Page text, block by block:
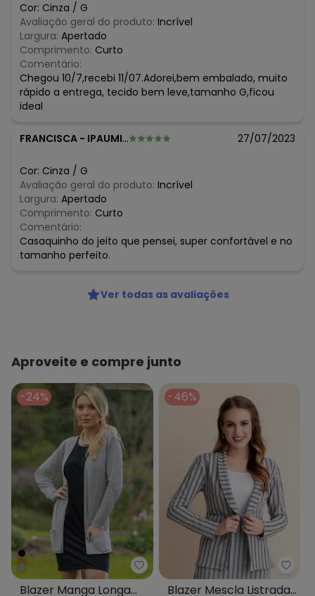
Cor: Cinza / G
Avaliação geral do produto: Incrível
Largura: Apertado
Comprimento: Curto
Comentário:
Chegou 10/7,recebi 11/07.Adorei,bem embalado, muito
rápido a entrega, tecido bem leve,tamanho G,ficou
ideal
FRANCISCA - IPAUMIRIM - CE 27/07/2023
Cor: Cinza / G
Avaliação geral do produto: Incrível
Largura: Apertado
Comprimento: Curto
Comentário:
Casaquinho do jeito que pensei, super confortável e no
tamanho perfeito.
Ver todas as avaliações
Aproveite e compre junto
-24%
Moda Pop - Blazer Manga
Blazer Manga Longa
-46%
Blazer Mescla Listrada